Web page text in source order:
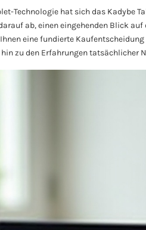
Technologie hat sich das Kadybe
ab, einen eingehenden Blick
eine fundierte
zu den Erfahrungen tatsächlicher